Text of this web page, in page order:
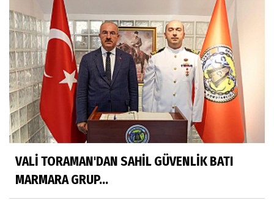
VALİ TORAMAN'DAN SAHİL GÜVENLİK BATI
MARMARA GRUP...